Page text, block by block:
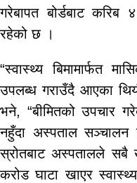
गरेबापत बोर्डबाट
रहेको छ ।
“स्वास्थ्य बिमामार्फत
उपलब्ध गराउँदै आएका
भने, “बीमितको उपचार
नहुँदा अस्पताल सञ्चालन
स्रोतबाट अस्पतालले सबै
करोड घाटा खाएर